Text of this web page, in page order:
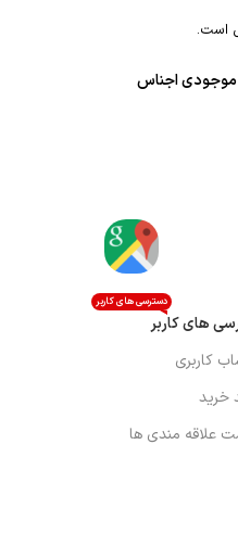
است.
موجودی اجناس
های کاربر
دسترسی های کاربر
کاربری
خرید
علاقه مندی ها